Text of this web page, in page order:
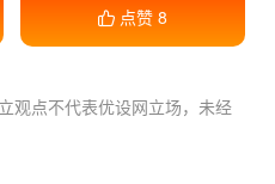
点赞 8
观点不代表优设网立场， 未经